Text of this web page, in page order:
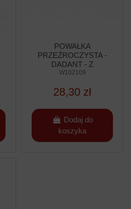
POWAŁKA
PRZEŹROCZYSTA -
DADANT - Z
TERMOMETREM
W102109
28,30 zł
Dodaj do
koszyka